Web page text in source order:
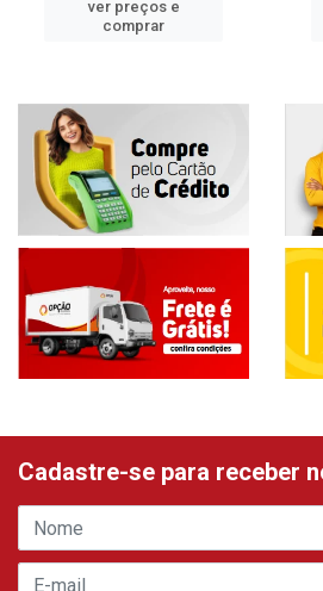
ver preços e
comprar
Cadastre-se para receber